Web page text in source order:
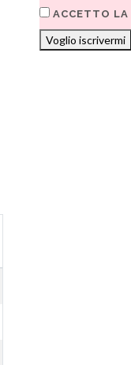
ACCETTO LA
Voglio iscrivermi